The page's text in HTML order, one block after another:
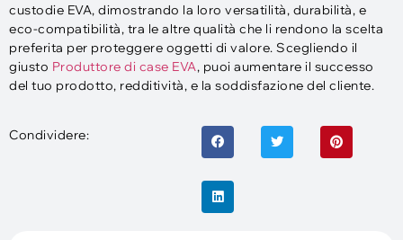
custodie EVA, dimostrando la loro versatilità, durabilità, e
eco-compatibilità, tra le altre qualità che li rendono la scelta
preferita per proteggere oggetti di valore. Scegliendo il
giusto Produttore di case EVA, puoi aumentare il successo
del tuo prodotto, redditività, e la soddisfazione del cliente.
Condividere: